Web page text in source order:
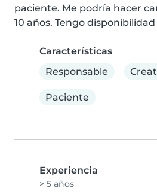
paciente. Me podría hacer
10 años. Tengo
Características
Responsable
Paciente
Experiencia
> 5 años